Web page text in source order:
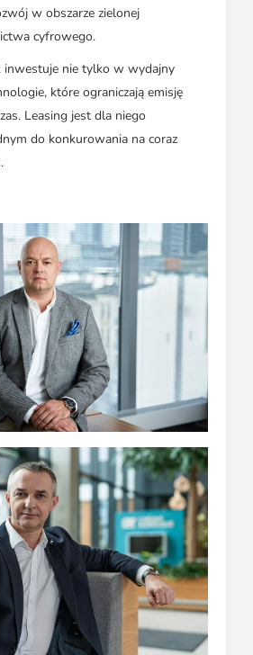
w obszarze zielonej
cyfrowego.
inwestuje nie tylko w wydajny
które ograniczają emisję
Leasing jest dla niego
do konkurowania na coraz